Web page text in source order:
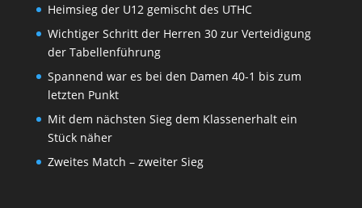
Heimsieg der U12 gemischt des UTHC
Wichtiger Schritt der Herren 30 zur Verteidigung
der Tabellenführung
Spannend war es bei den Damen 40-1 bis zum
letzten Punkt
Mit dem nächsten Sieg dem Klassenerhalt ein
Stück näher
Zweites Match – zweiter Sieg